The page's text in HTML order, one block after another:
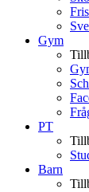
Gym
PT
Barn